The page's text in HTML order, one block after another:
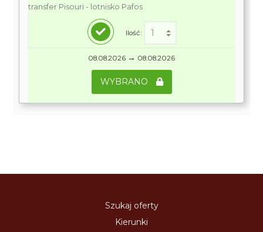
transfer Pisouri - lotnisko Pafos
Ilość:
08.08.2026 → 08.08.2026
WYBRANO
Szukaj oferty
Kierunki